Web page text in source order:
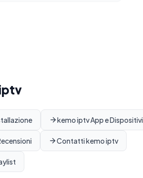
kemo iptv App e Dispositivi
Contatti kemo iptv